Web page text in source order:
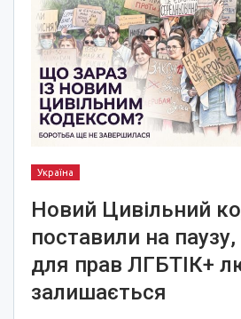
Україна
Новий Цивільний
поставили на паузу,
для прав ЛГБТІК+
залишається